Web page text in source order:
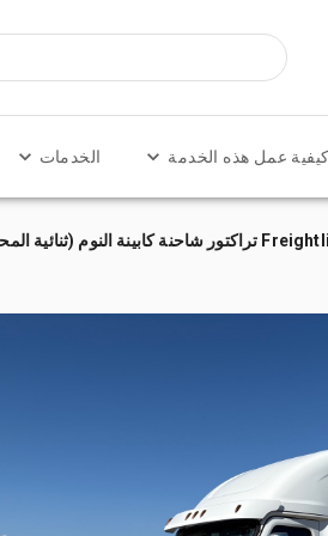
كيفية عمل هذه الخدمة الخدمات